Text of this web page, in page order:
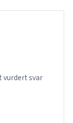
vurdert svar